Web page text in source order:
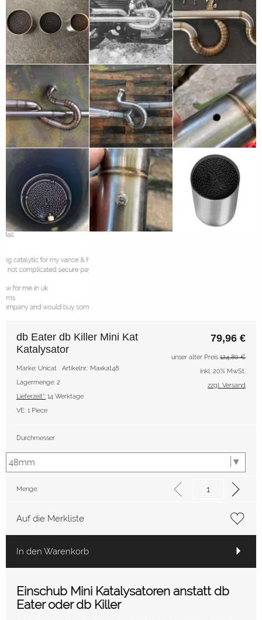
79,96 €
db Eater db Killer Mini Kat
Katalysator
Marke: Unicat Artikelnr.: Maxkat48
Lagermenge: 2
Lieferzeit*: 14 Werktage
VE: 1 Piece
unser alter Preis 124,80 €
inkl. 20% MwSt.
zzgl. Versand
Durchmesser
Menge:
Auf die Merkliste
In den Warenkorb
Einschub Mini Katalysatoren anstatt db
Eater oder db Killer